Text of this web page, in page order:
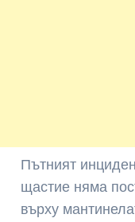
Пътният
щастие няма
върху